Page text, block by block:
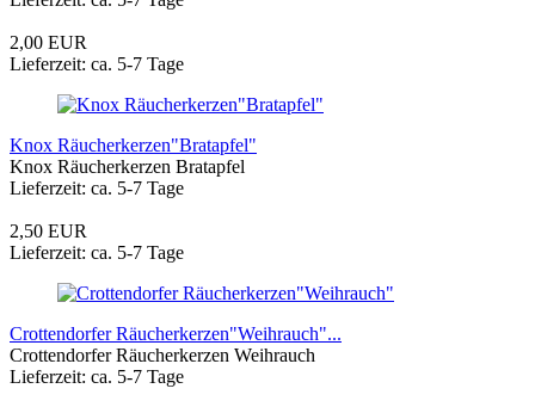
2,00 EUR
Lieferzeit: ca. 5-7 Tage
Knox Räucherkerzen"Bratapfel"
Knox Räucherkerzen Bratapfel
Lieferzeit: ca. 5-7 Tage
2,50 EUR
Lieferzeit: ca. 5-7 Tage
Crottendorfer Räucherkerzen"Weihrauch"...
Crottendorfer Räucherkerzen Weihrauch
Lieferzeit: ca. 5-7 Tage